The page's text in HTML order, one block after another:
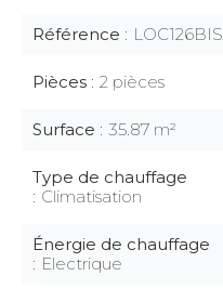
Référence LOC126BIS
Pièces 2 pièces
Surface 35.87 m²
Type de chauffage
Climatisation
Énergie de chauffage
Electrique